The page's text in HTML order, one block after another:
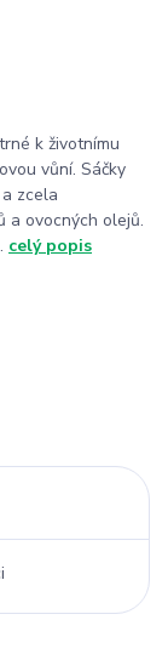
k životnímu
vůní. Sáčky
zcela
a ovocných olejů.
celý popis